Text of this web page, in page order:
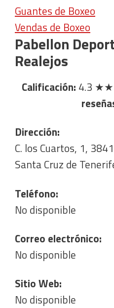
Guantes de Boxeo
Vendas de Boxeo
Pabellon
Realejos
Calificación: 4.3
Dirección:
C. los Cuartos, 1,
Santa Cruz de
Teléfono:
No disponible
Correo electrónico:
No disponible
Sitio Web:
No disponible